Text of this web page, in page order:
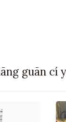
guān cí